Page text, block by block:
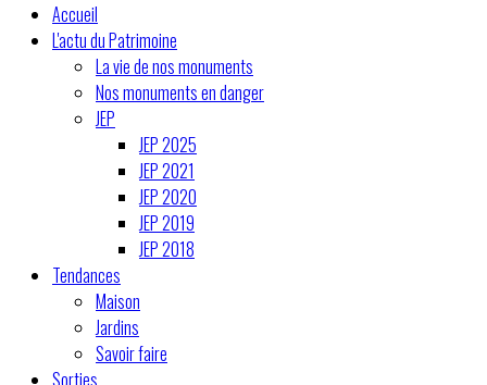
Accueil
L'actu du Patrimoine
La vie de nos monuments
Nos monuments en danger
JEP
JEP 2025
JEP 2021
JEP 2020
JEP 2019
JEP 2018
Tendances
Maison
Jardins
Savoir faire